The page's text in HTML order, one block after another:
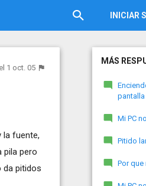
INICIAR
el 1 oct. 05
la fuente,
pila pero
da pitidos
MÁS
pantalla
Mi PC
Pitido
Por que